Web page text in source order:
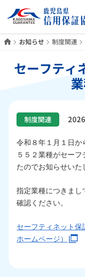
ホーム
お知らせ 制度関連
セーフティ
制度関連
令和８年１月１日か
５５２業種がセー
たのでお知らせいた
指定業種につきま
確認ください。
セーフティネット
ホームページ）